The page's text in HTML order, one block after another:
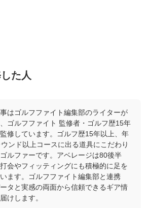
た人
はゴルフファイト編集部のライターが
ゴルフファイト 監修者・ゴルフ歴15年
修しています。ゴルフ歴15年以上、年
ンド以上コースに出る道具にこだわり
ルファーです。アベレージは80後半
会やフィッティングにも積極的に足を
ます。ゴルフファイト編集部と連携
タと実感の両面から信頼できるギア情
けします。